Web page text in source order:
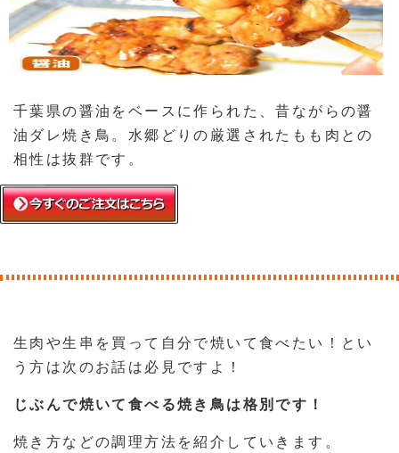
千葉県の醤油をベースに作られた、昔ながらの醤
油ダレ焼き鳥。水郷どりの厳選されたもも肉との
相性は抜群です。
生肉や生串を買って自分で焼いて食べたい！とい
う方は次のお話は必見ですよ！
じぶんで焼いて食べる焼き鳥は格別です！
焼き方などの調理方法を紹介していきます。